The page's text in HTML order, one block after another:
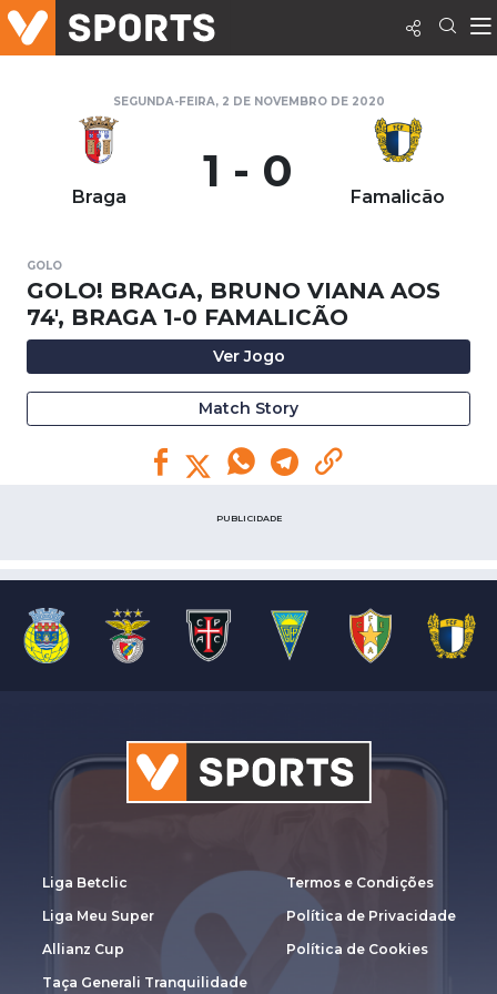
SEGUNDA-FEIRA, 2 DE NOVEMBRO DE 2020
Braga 1 - 0 Famalicão
GOLO
GOLO! BRAGA, BRUNO VIANA AOS
74', BRAGA 1-0 FAMALICÃO
Ver Jogo
Match Story
PUBLICIDADE
Liga Betclic
Liga Meu Super
Allianz Cup
Taça Generali Tranquilidade
Termos e Condições
Política de Privacidade
Política de Cookies